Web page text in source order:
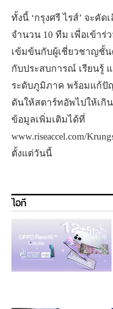
ทั้งนี้ ‘กรุงศรี ไรส์’ จะคั
จำนวน 10 ทีม เพื่อเข้าร่
เข้มข้นกับผู้เชี่ยวชาญชั้น
กับประสบการณ์ เรียนรู้
ระดับภูมิภาค พร้อมแก้ปั
ดันให้สตาร์ทอัพไปให้เกิ
ข้อมูลเพิ่มเติมได้ที่
www.riseaccel.com/
ตั้งแต่วันนี้
ไอที